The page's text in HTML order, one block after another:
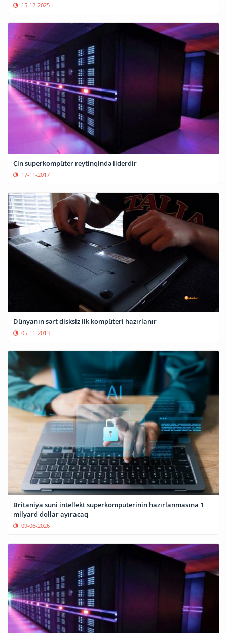
15-12-2025
Çin superkompüter reytinqində liderdir
17-11-2017
Dünyanın sərt disksiz ilk kompüteri hazırlanır
05-11-2013
Britaniya süni intellekt superkompüterinin hazırlanmasına 1
milyard dollar ayıracaq
09-06-2026